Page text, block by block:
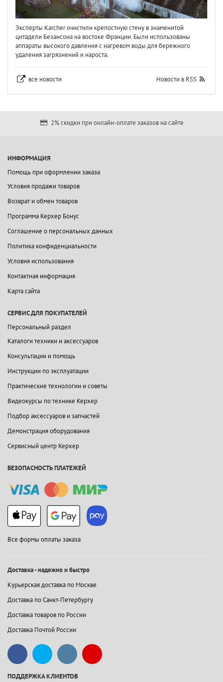
Эксперты Karcher очистили крепостную стену в знаменитой
цитадели Безансона на востоке Франции. Были использованы
аппараты высокого давления с нагревом воды для бережного
удаления загрязнений и нароста.
все новости Новости в RSS
2% скидки при онлайн-оплате заказов на сайте
ИНФОРМАЦИЯ
Помощь при оформлении заказа
Условия продажи товаров
Возврат и обмен товаров
Программа Керхер Бонус
Соглашение о персональных данных
Политика конфиденциальности
Условия использования
Контактная информация
Карта сайта
СЕРВИС ДЛЯ ПОКУПАТЕЛЕЙ
Персональный раздел
Каталоги техники и аксессуаров
Консультации и помощь
Инструкции по эксплуатации
Практические технологии и советы
Видеокурсы по технике Керхер
Подбор аксессуаров и запчастей
Демонстрация оборудования
Сервисный центр Керхер
БЕЗОПАСНОСТЬ ПЛАТЕЖЕЙ
Все формы оплаты заказа
Доставка - надежно и быстро
Курьерская доставка по Москве
Доставка по Санкт-Петербургу
Доставка товаров по России
Доставка Почтой России
ПОДДЕРЖКА КЛИЕНТОВ